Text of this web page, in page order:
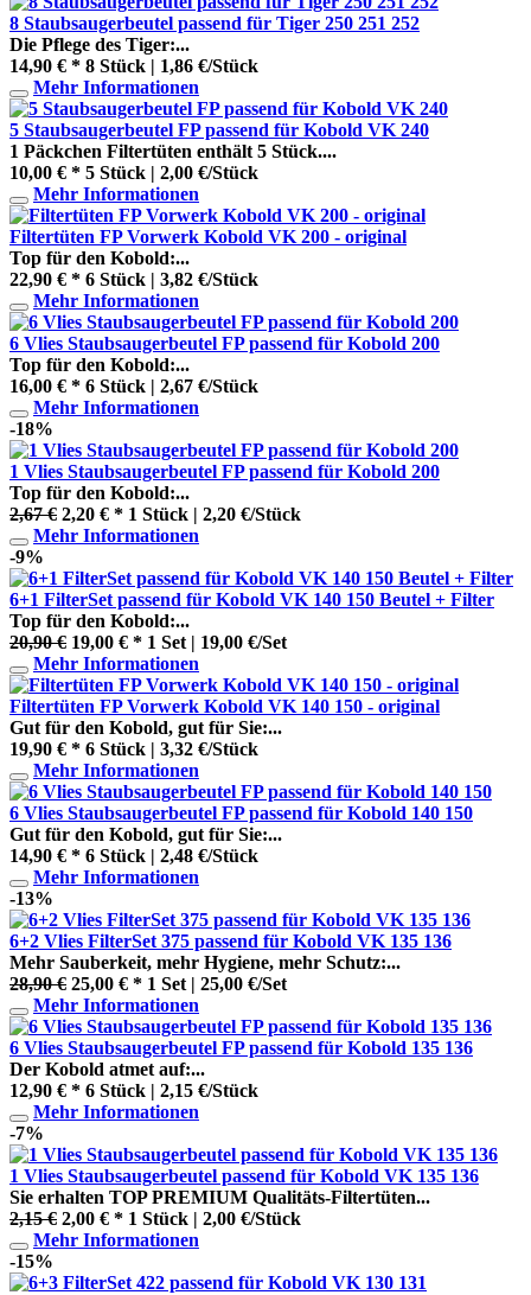
8 Staubsaugerbeutel passend für Tiger 250 251 252
Die Pflege des Tiger:...
14,90 € * 8 Stück | 1,86 €/Stück
Mehr Informationen
5 Staubsaugerbeutel FP passend für Kobold VK 240
1 Päckchen Filtertüten enthält 5 Stück....
10,00 € * 5 Stück | 2,00 €/Stück
Mehr Informationen
Filtertüten FP Vorwerk Kobold VK 200 - original
Top für den Kobold:...
22,90 € * 6 Stück | 3,82 €/Stück
Mehr Informationen
6 Vlies Staubsaugerbeutel FP passend für Kobold 200
Top für den Kobold:...
16,00 € * 6 Stück | 2,67 €/Stück
Mehr Informationen
-18%
1 Vlies Staubsaugerbeutel FP passend für Kobold 200
Top für den Kobold:...
2,67 € 2,20 € * 1 Stück | 2,20 €/Stück
Mehr Informationen
-9%
6+1 FilterSet passend für Kobold VK 140 150 Beutel + Filter
Top für den Kobold:...
20,90 € 19,00 € * 1 Set | 19,00 €/Set
Mehr Informationen
Filtertüten FP Vorwerk Kobold VK 140 150 - original
Gut für den Kobold, gut für Sie:...
19,90 € * 6 Stück | 3,32 €/Stück
Mehr Informationen
6 Vlies Staubsaugerbeutel FP passend für Kobold 140 150
Gut für den Kobold, gut für Sie:...
14,90 € * 6 Stück | 2,48 €/Stück
Mehr Informationen
-13%
6+2 Vlies FilterSet 375 passend für Kobold VK 135 136
Mehr Sauberkeit, mehr Hygiene, mehr Schutz:...
28,90 € 25,00 € * 1 Set | 25,00 €/Set
Mehr Informationen
6 Vlies Staubsaugerbeutel FP passend für Kobold 135 136
Der Kobold atmet auf:...
12,90 € * 6 Stück | 2,15 €/Stück
Mehr Informationen
-7%
1 Vlies Staubsaugerbeutel passend für Kobold VK 135 136
Sie erhalten TOP PREMIUM Qualitäts-Filtertüten...
2,15 € 2,00 € * 1 Stück | 2,00 €/Stück
Mehr Informationen
-15%